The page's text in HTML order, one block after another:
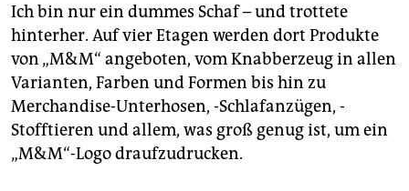
Ich bin nur ein dummes Schaf – und trottete
hinterher. Auf vier Etagen werden dort Produkte
von „M&M“ angeboten, vom Knabberzeug in allen
Varianten, Farben und Formen bis hin zu
Merchandise-Unterhosen, -Schlafanzügen, -
Stofftieren und allem, was groß genug ist, um ein
„M&M“-Logo draufzudrucken.